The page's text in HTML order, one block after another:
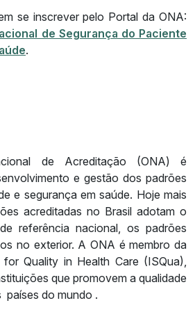
se inscrever pelo Portal da ONA:
de Segurança do Paciente
.
de Acreditação (ONA) é
e gestão dos padrões
e segurança em saúde. Hoje mais
acreditadas no Brasil adotam o
referência nacional, os padrões
no exterior. A ONA é membro da
Quality in Health Care (ISQua),
que promovem a qualidade
países do mundo .